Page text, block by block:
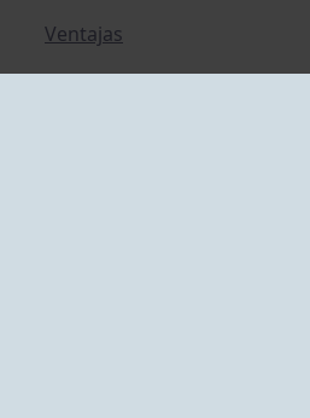
Ventajas
Junta directiva